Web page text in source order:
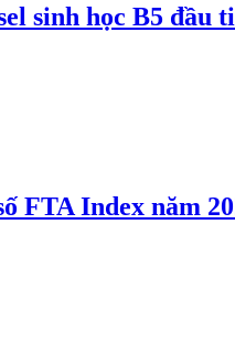
sinh học B5 đầu
FTA Index năm